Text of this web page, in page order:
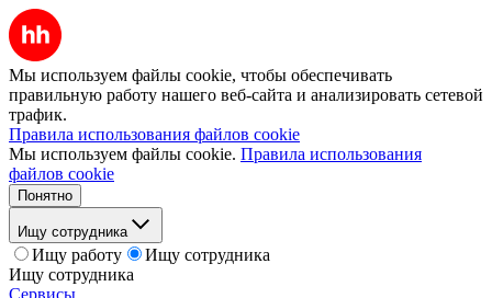
Мы используем файлы cookie, чтобы обеспечивать
правильную работу нашего веб-сайта и анализировать сетевой
трафик.
Правила использования файлов cookie
Мы используем файлы cookie. Правила использования
файлов cookie
Понятно
Ищу сотрудника
Ищу работу
Ищу сотрудника
Ищу сотрудника
Сервисы